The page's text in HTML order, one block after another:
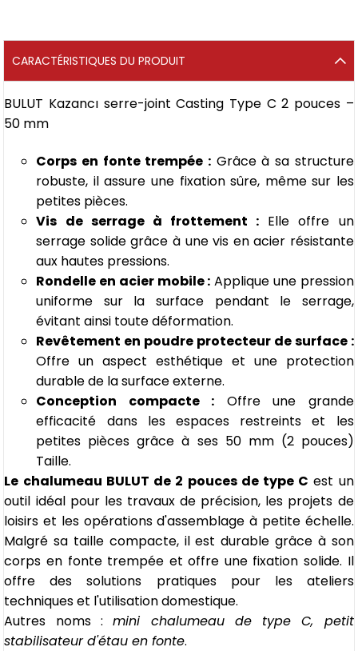
CARACTÉRISTIQUES DU PRODUIT
BULUT Kazancı serre-joint Casting Type C 2 pouces –
50 mm
Corps en fonte trempée : Grâce à sa structure
robuste, il assure une fixation sûre, même sur les
petites pièces.
Vis de serrage à frottement : Elle offre un
serrage solide grâce à une vis en acier résistante
aux hautes pressions.
Rondelle en acier mobile : Applique une pression
uniforme sur la surface pendant le serrage,
évitant ainsi toute déformation.
Revêtement en poudre protecteur de surface :
Offre un aspect esthétique et une protection
durable de la surface externe.
Conception compacte : Offre une grande
efficacité dans les espaces restreints et les
petites pièces grâce à ses 50 mm (2 pouces)
Taille.
Le chalumeau BULUT de 2 pouces de type C est un
outil idéal pour les travaux de précision, les projets de
loisirs et les opérations d'assemblage à petite échelle.
Malgré sa taille compacte, il est durable grâce à son
corps en fonte trempée et offre une fixation solide. Il
offre des solutions pratiques pour les ateliers
techniques et l'utilisation domestique.
Autres noms :mini chalumeau de type C, petit
stabilisateur d'étau en fonte.